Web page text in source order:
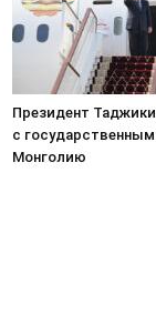
Президент
с
Монголию